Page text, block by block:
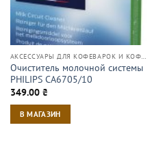
АКСЕССУАРЫ ДЛЯ КОФЕВАРОК И КОФЕМАШИН
Очиститель молочной системы
PHILIPS CA6705/10
349.00 ₴
В МАГАЗИН